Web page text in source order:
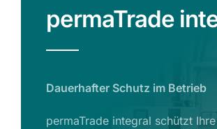
permaTrade
Dauerhafter Schutz im Betrieb
permaTrade integral schützt Ihre